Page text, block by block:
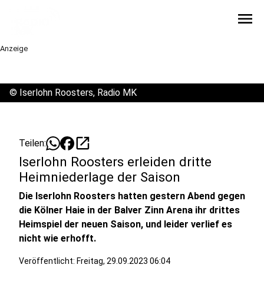
menu
Anzeige
© Iserlohn Roosters, Radio MK
Teilen: open_in_new
Iserlohn Roosters erleiden dritte
Heimniederlage der Saison
Die Iserlohn Roosters hatten gestern Abend gegen
die Kölner Haie in der Balver Zinn Arena ihr drittes
Heimspiel der neuen Saison, und leider verlief es
nicht wie erhofft.
Veröffentlicht: Freitag, 29.09.2023 06:04